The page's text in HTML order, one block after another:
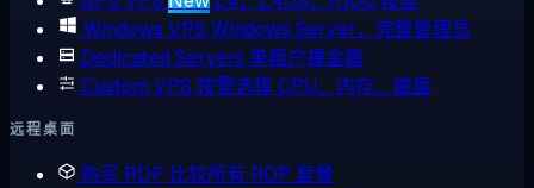
Windows VPS Windows Server，完整管理员
Dedicated Servers 单租户裸金属
Custom VPS 按需选择 CPU、内存、磁盘
远程桌面
购买 RDP 比较所有 RDP 套餐